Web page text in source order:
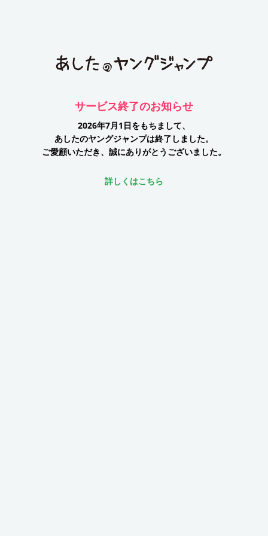
サービス終了のお知らせ
2026年7月1日をもちまして、
あしたのヤングジャンプは終了しました。
ご愛顧いただき、誠にありがとうございました。
詳しくはこちら